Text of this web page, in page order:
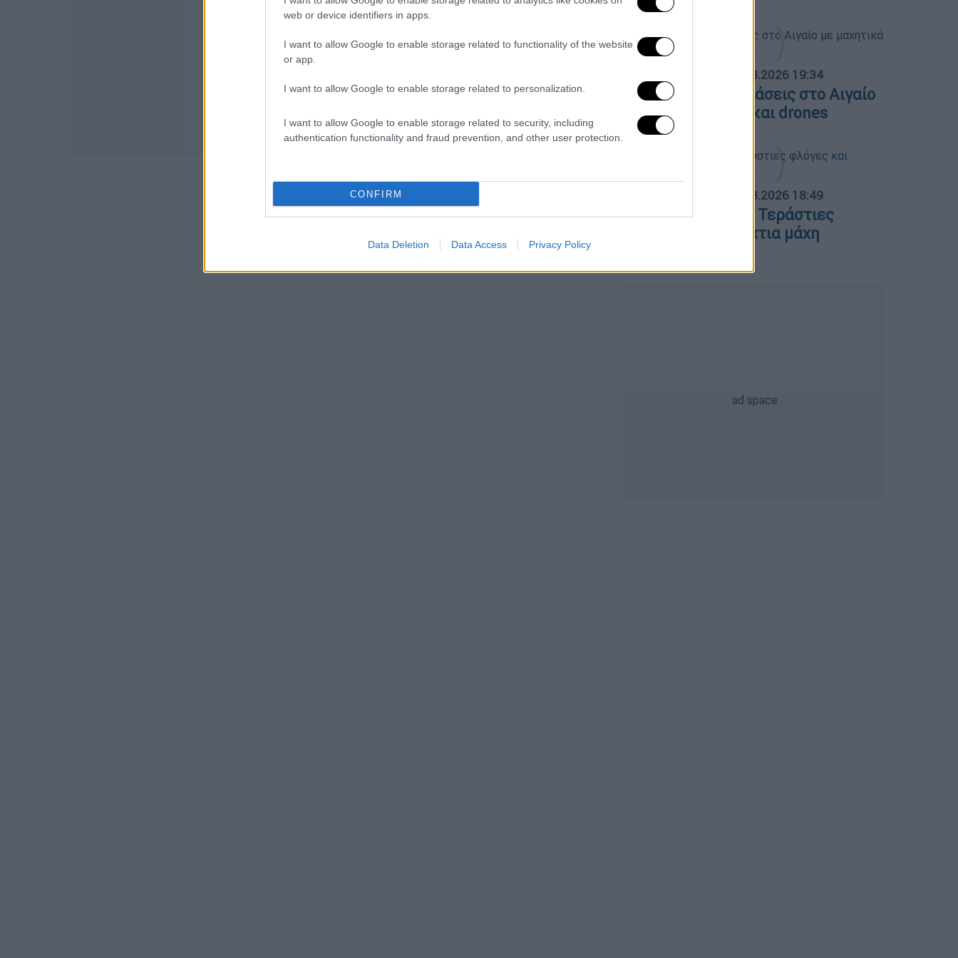
web or device identifiers in apps.
I want to allow Google to enable storage related to functionality of the website
or app.
I want to allow Google to enable storage related to personalization.
I want to allow Google to enable storage related to security, including
authentication functionality and fraud prevention, and other user protection.
CONFIRM
Data Deletion Data Access Privacy Policy
06.08.2026 19:34
Τουρκικές παραβιάσεις στο Αιγαίο
με μαχητικά F-16 και drones
06.08.2026 18:49
Φωτιά στη Σκύρο: Τεράστιες
φλόγες και ολονύχτια μάχη